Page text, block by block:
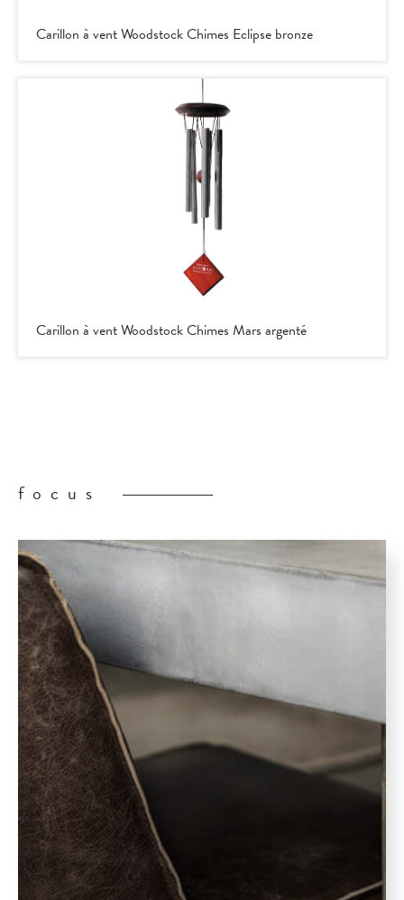
Carillon à vent Woodstock Chimes Eclipse bronze
Carillon à vent Woodstock Chimes Mars argenté
focus